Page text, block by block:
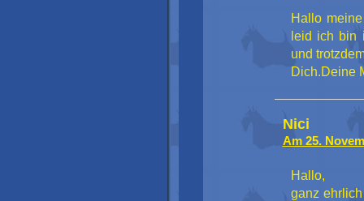
Hallo
leid ich bin
und
Dich.Deine
Nici
Am 25.
Hallo,
ganz